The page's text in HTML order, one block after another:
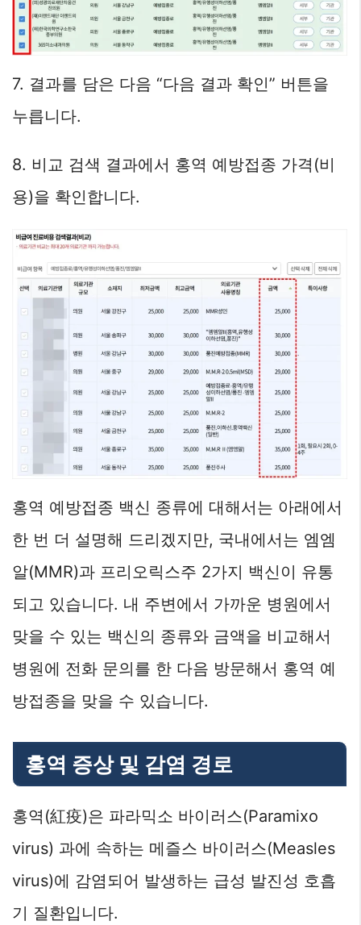
7. 결과를 담은 다음 “다음 결과 확인” 버튼을
누릅니다.
8. 비교 검색 결과에서 홍역 예방접종 가격(비
용)을 확인합니다.
홍역 예방접종 백신 종류에 대해서는 아래에서
한 번 더 설명해 드리겠지만, 국내에서는 엠엠
알(MMR)과 프리오릭스주 2가지 백신이 유통
되고 있습니다. 내 주변에서 가까운 병원에서
맞을 수 있는 백신의 종류와 금액을 비교해서
병원에 전화 문의를 한 다음 방문해서 홍역 예
방접종을 맞을 수 있습니다.
홍역 증상 및 감염 경로
홍역(紅疫)은 파라믹소 바이러스(Paramixo
virus) 과에 속하는 메즐스 바이러스(Measles
virus)에 감염되어 발생하는 급성 발진성 호흡
기 질환입니다.